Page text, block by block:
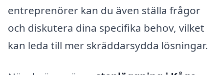
entreprenörer kan du även ställa frågor
och diskutera dina specifika behov, vilket
kan leda till mer skräddarsydda lösningar.